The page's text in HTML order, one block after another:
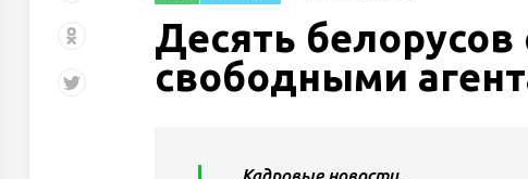
Десять белорусов
свободными